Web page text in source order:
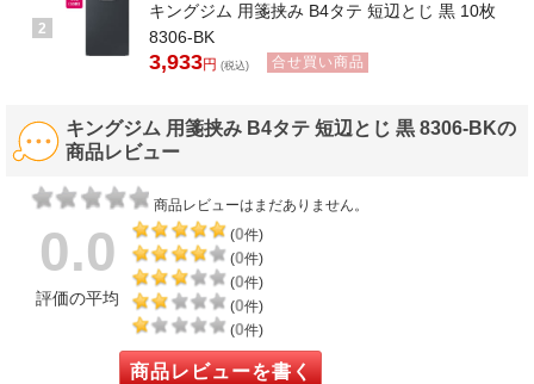
2
キングジム 用箋挟み B4タテ 短辺とじ 黒 10枚
8306-BK
3,933円 (税込) 合せ買い商品
キングジム 用箋挟み B4タテ 短辺とじ 黒 8306-BKの
商品レビュー
商品レビューはまだありません。
0.0
評価の平均
(0件)
(0件)
(0件)
(0件)
(0件)
商品レビューを書く